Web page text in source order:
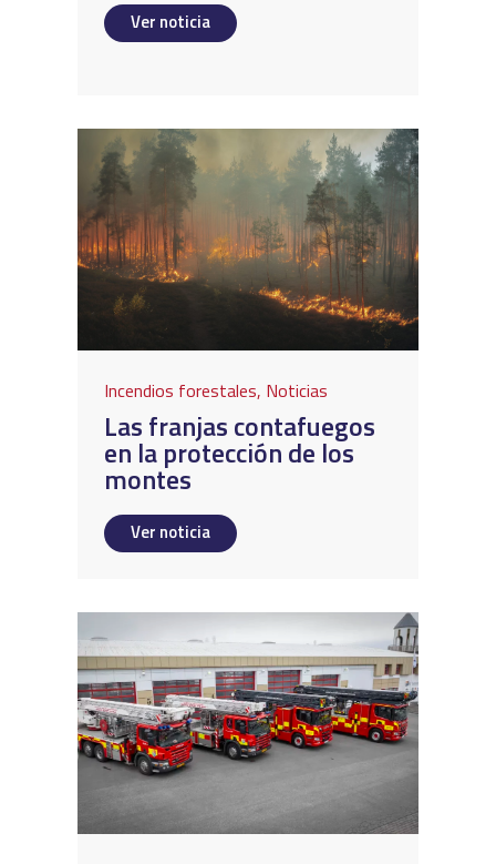
Ver noticia
Incendios forestales, Noticias
Las franjas contafuegos
en la protección de los
montes
Ver noticia